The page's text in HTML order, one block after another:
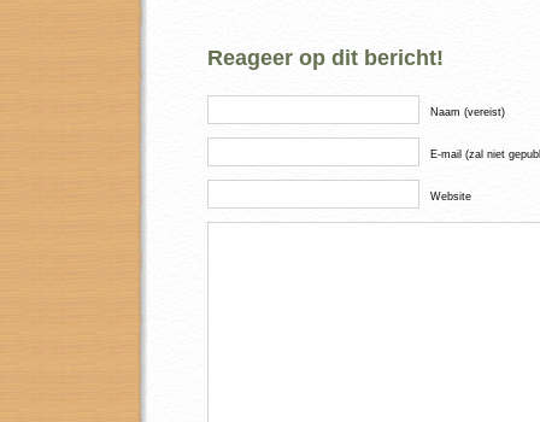
Reageer op dit bericht!
Naam (vereist)
E-mail (zal niet
Website